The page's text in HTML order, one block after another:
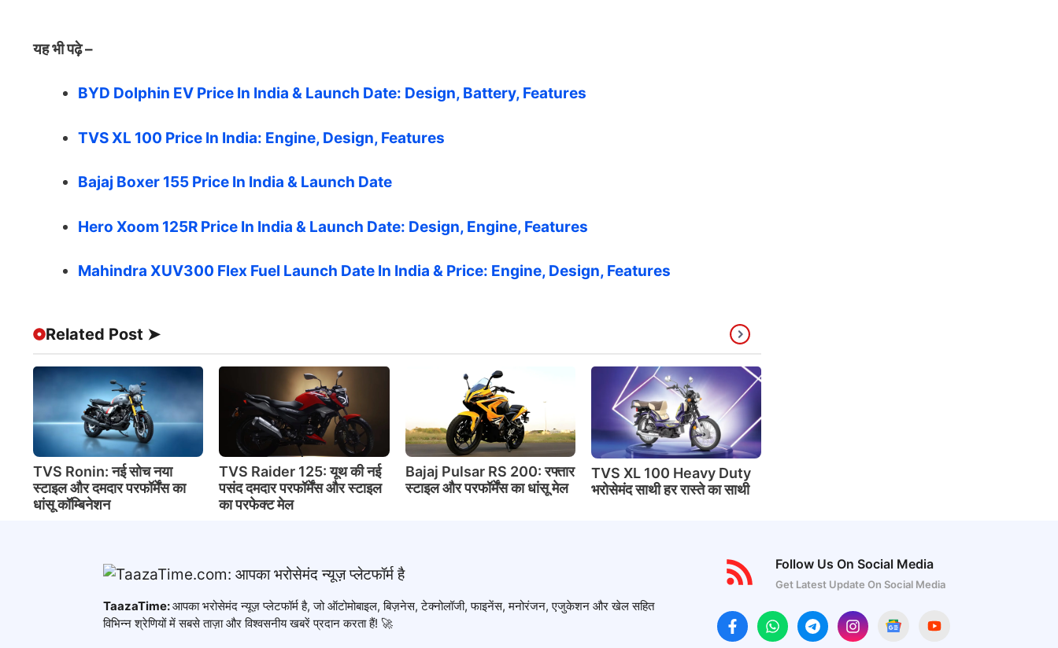
यह भी पढ़े –
BYD Dolphin EV Price In India & Launch Date: Design, Battery, Features
TVS XL 100 Price In India: Engine, Design, Features
Bajaj Boxer 155 Price In India & Launch Date
Hero Xoom 125R Price In India & Launch Date: Design, Engine, Features
Mahindra XUV300 Flex Fuel Launch Date In India & Price: Engine, Design, Features
Related Post ➤
TVS Ronin: नई सोच नया
स्टाइल और दमदार परफॉर्मेंस का
धांसू कॉम्बिनेशन
TVS Raider 125: यूथ की नई
पसंद दमदार परफॉर्मेंस और स्टाइल
का परफेक्ट मेल
Bajaj Pulsar RS 200: रफ्तार
स्टाइल और परफॉर्मेंस का धांसू मेल
TVS XL 100 Heavy Duty
भरोसेमंद साथी हर रास्ते का साथी
TaazaTime:आपका भरोसेमंद न्यूज़ प्लेटफॉर्म है, जो ऑटोमोबाइल, बिज़नेस, टेक्नोलॉजी, फाइनेंस, मनोरंजन, एजुकेशन और खेल सहित
विभिन्न श्रेणियों में सबसे ताज़ा और विश्वसनीय खबरें प्रदान करता हैं! 🚀
Follow Us On Social Media
Get Latest Update On Social Media